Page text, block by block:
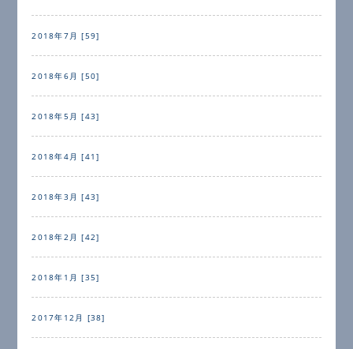
2018年7月 [59]
2018年6月 [50]
2018年5月 [43]
2018年4月 [41]
2018年3月 [43]
2018年2月 [42]
2018年1月 [35]
2017年12月 [38]